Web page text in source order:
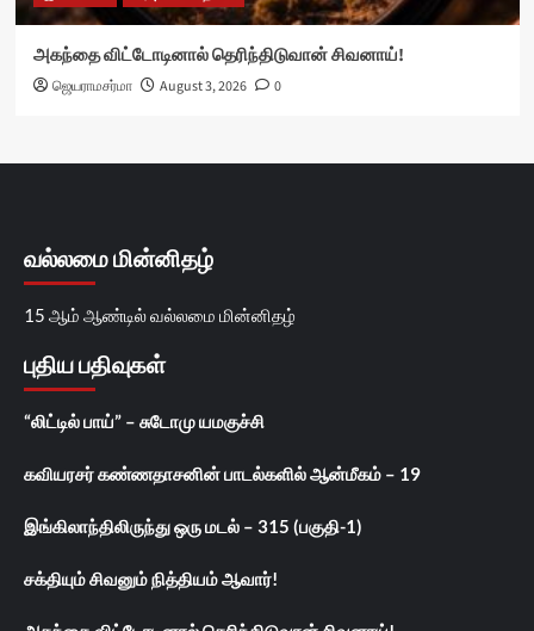
அகந்தை விட்டோடினால் தெரிந்திடுவான் சிவனாய்!
ஜெயராமசர்மா August 3, 2026 0
வல்லமை மின்னிதழ்
15 ஆம் ஆண்டில் வல்லமை மின்னிதழ்
புதிய பதிவுகள்
“லிட்டில் பாய்” – சுடோமு யமகுச்சி
கவியரசர் கண்ணதாசனின் பாடல்களில் ஆன்மீகம் – 19
இங்கிலாந்திலிருந்து ஒரு மடல் – 315 (பகுதி-1)
சக்தியும் சிவனும் நித்தியம் ஆவார்!